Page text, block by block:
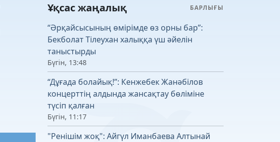
Ұқсас жаңалық БАРЛЫҒЫ
“Әрқайсысының өмірімде өз орны бар”:
Бекболат Тілеухан халыққа үш әйелін
таныстырды
Бүгін, 13:48
“Дұғада болайық!”: Кенжебек Жанәбілов
концерттің алдында жансақтау бөліміне
түсіп қалған
Бүгін, 11:17
"Ренішім жоқ": Айгүл Иманбаева Алтынай